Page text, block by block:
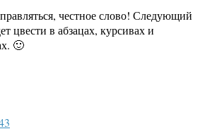
честное слово! Следующий
цвести в абзацах, курсивах и
🙂